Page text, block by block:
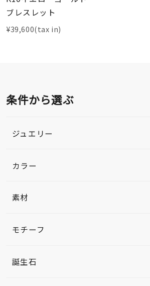
ブレスレット
¥39,600(tax in)
条件から選ぶ
ジュエリー
カラー
素材
モチーフ
誕生石